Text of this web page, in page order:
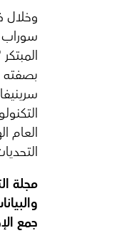
وخلال
سوراب
بصفته
العام
مجلة
جمع